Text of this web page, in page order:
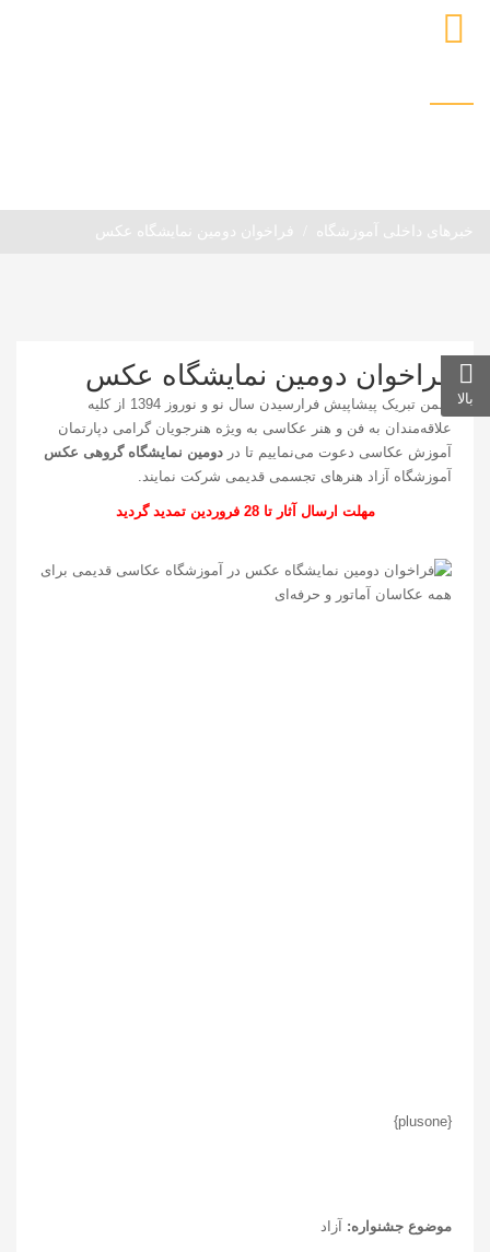
خبرهای داخلی آموزشگاه فراخوان دومین نمایشگاه عکس
فراخوان دومین نمایشگاه عکس
ضمن تبریک پیشاپیش فرارسیدن سال نو و نوروز 1394 از کلیه
علاقه‌مندان به فن و هنر عکاسی به ویژه هنرجویان گرامی دپارتمان
آموزش عکاسی دعوت می‌نماییم تا در دومین نمایشگاه گروهی عکس
آموزشگاه آزاد هنرهای تجسمی قدیمی شرکت نمایند.
مهلت ارسال آثار تا 28 فروردین تمدید گردید
{plusone}
موضوع جشنواره: آزاد
بالا